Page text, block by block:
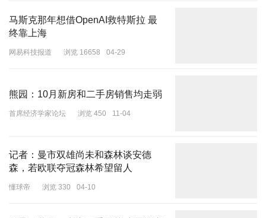
其次，早在肯德基公开配方真相揭示之前，消费者就心存疑惑：为何
以及长期发展目标紧密相连。肯德基作为一家全球性的快餐巨头，其
核心市场集中在北美、欧洲以及亚洲等经济发达、消费能力强的地
规的战略布局逻辑。
这种操作设计看似巧妙，实则暴露了营销策划的仓促：既想利用全球
马斯克那年想借OpenAI救特斯拉 最
终靠上海
网易科技报道 浏览 16658 04-29
熊园：10月新房和二手房销售均走弱
首席经济学家论坛 浏览 450 11-04
记者：曼市双雄尚未和森林谈安德
森，若欧联夺冠森林希望留人
懂球帝 浏览 330 04-10